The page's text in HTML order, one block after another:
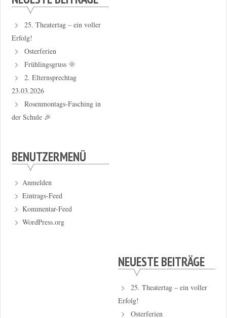
25. Theatertag – ein voller
Erfolg!
Osterferien
Frühlingsgruss 🌞
2. Elternsprechtag
23.03.2026
Rosenmontags-Fasching in
der Schule 🎉
BENUTZERMENÜ
Anmelden
Eintrags-Feed
Kommentar-Feed
WordPress.org
NEUESTE BEITRÄGE
25. Theatertag – ein voller
Erfolg!
Osterferien